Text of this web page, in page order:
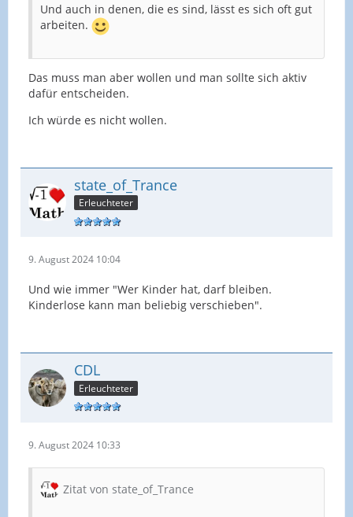
Und auch in denen, die es sind, lässt es sich oft gut
arbeiten.
Das muss man aber wollen und man sollte sich aktiv
dafür entscheiden.
Ich würde es nicht wollen.
state_of_Trance
Erleuchteter
9. August 2024 10:04
Und wie immer "Wer Kinder hat, darf bleiben.
Kinderlose kann man beliebig verschieben".
CDL
Erleuchteter
9. August 2024 10:33
Zitat von state_of_Trance